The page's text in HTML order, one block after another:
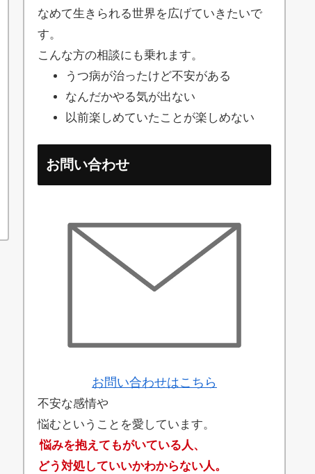
なめて生きられる世界を広げていきたいで
す。
こんな方の相談にも乗れます。
うつ病が治ったけど不安がある
なんだかやる気が出ない
以前楽しめていたことが楽しめない
お問い合わせ
お問い合わせはこちら
不安な感情や
悩むということを愛しています。
悩みを抱えてもがいている人、
どう対処していいかわからない人。